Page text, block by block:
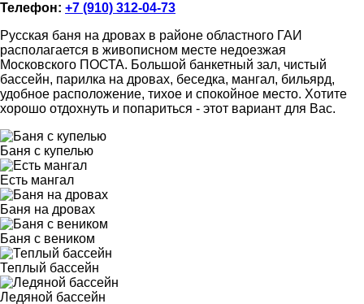
Телефон: +7 (910) 312-04-73
Русская баня на дровах в районе областного ГАИ
располагается в живописном месте недоезжая
Московского ПОСТА. Большой банкетный зал, чистый
бассейн, парилка на дровах, беседка, мангал, бильярд,
удобное расположение, тихое и спокойное место. Хотите
хорошо отдохнуть и попариться - этот вариант для Вас.
Баня с купелью
Есть мангал
Баня на дровах
Баня с веником
Теплый бассейн
Ледяной бассейн